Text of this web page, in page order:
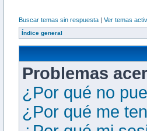
Buscar temas sin respuesta | Ver temas
Índice general
Problemas
¿Por qué no
¿Por qué me